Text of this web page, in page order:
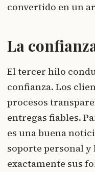
convertido en un
La
El tercer hilo
confianza. Los
procesos
entregas fiables.
es una buena
soporte personal y
exactamente sus